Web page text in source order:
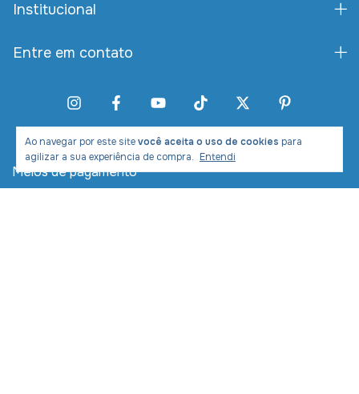
Ao navegar por este sitevocê aceita o uso de cookies para
agilizar a sua experiência de compra. Entendi
Institucional
Entre em contato
Meios de pagamento